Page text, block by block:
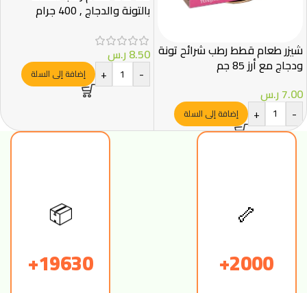
شيزر طعام قطط رطب شرائح تونة
ودجاج مع أرز 85 جم
7.00ر.س
-
+ إضافة إلى السلة
بالتونة والدجاج , 400 جرام
8.50ر.س
-
+ إضافة إلى السلة
🦴
2000+
📦
19630+